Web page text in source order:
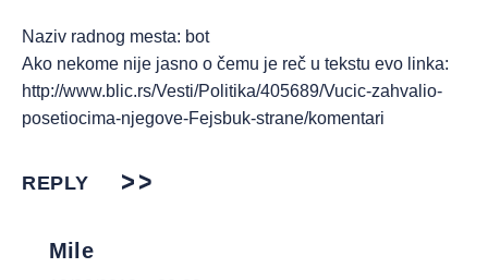
Naziv radnog mesta: bot
Ako nekome nije jasno o čemu je reč u tekstu evo linka:
http://www.blic.rs/Vesti/Politika/405689/Vucic-zahvalio-
posetiocima-njegove-Fejsbuk-strane/komentari
REPLY
Mile